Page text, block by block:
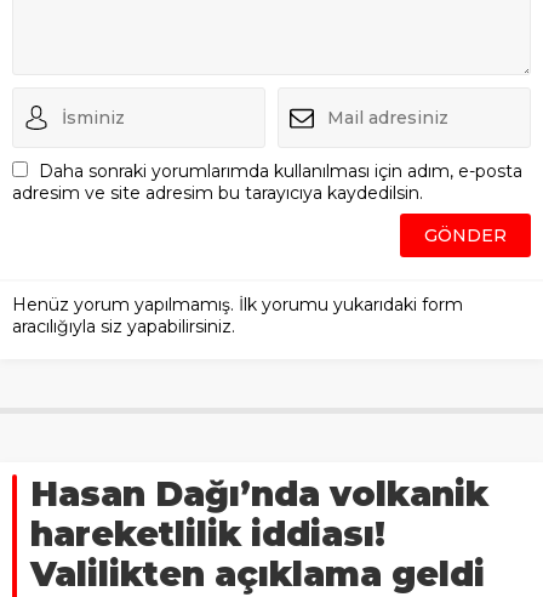
Daha sonraki yorumlarımda kullanılması için adım, e-posta
adresim ve site adresim bu tarayıcıya kaydedilsin.
Henüz yorum yapılmamış. İlk yorumu yukarıdaki form
aracılığıyla siz yapabilirsiniz.
Hasan Dağı’nda volkanik
hareketlilik iddiası!
Valilikten açıklama geldi